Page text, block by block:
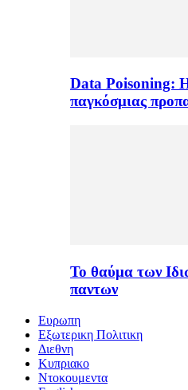
Data Poisoning:
παγκόσμιας
Το θαύμα των
παντων
Ευρωπη
Εξωτερικη Πολιτικη
Διεθνη
Κυπριακο
Ντοκουμεντα